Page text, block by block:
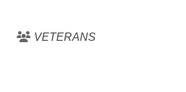
VETERANS